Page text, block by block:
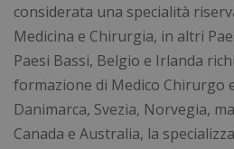
considerata una specialità
Medicina e Chirurgia, in altri
Paesi Bassi, Belgio e Irlanda
formazione di Medico Chirurgo
Danimarca, Svezia, Norvegia,
Canada e Australia, la